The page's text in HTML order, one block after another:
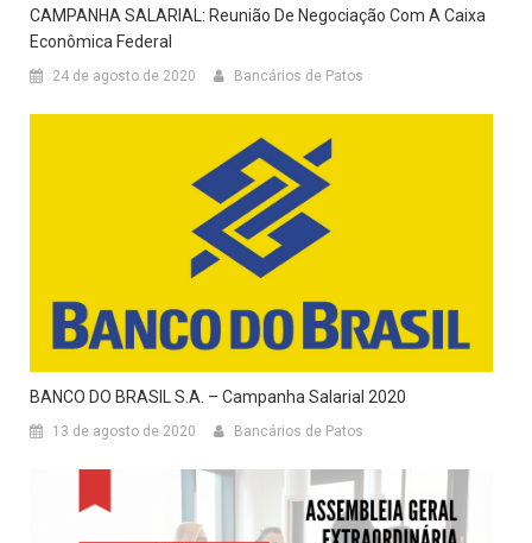
CAMPANHA SALARIAL: Reunião De Negociação Com A Caixa
Econômica Federal
24 de agosto de 2020 Bancários de Patos
BANCO DO BRASIL S.A. – Campanha Salarial 2020
13 de agosto de 2020 Bancários de Patos